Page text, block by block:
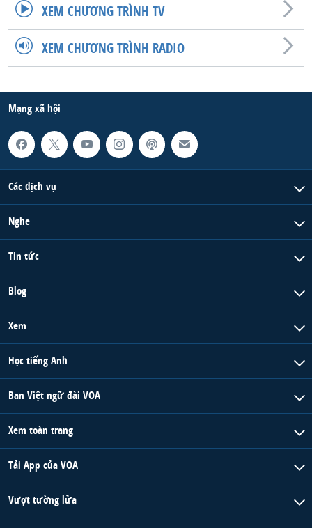
XEM CHƯƠNG TRÌNH TV
XEM CHƯƠNG TRÌNH RADIO
Mạng xã hội
Các dịch vụ
Nghe
Tin tức
Blog
Xem
Học tiếng Anh
Ban Việt ngữ đài VOA
Xem toàn trang
Tải App của VOA
Vượt tường lửa